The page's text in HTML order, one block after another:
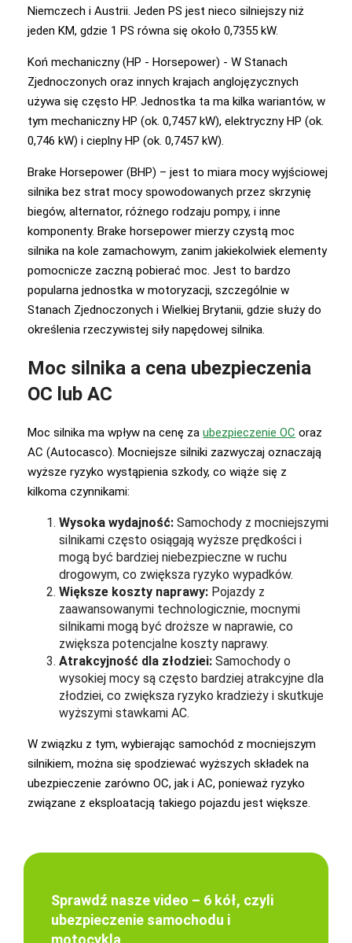
Niemczech i Austrii. Jeden PS jest nieco silniejszy niż
jeden KM, gdzie 1 PS równa się około 0,7355 kW.
Koń mechaniczny (HP - Horsepower) - W Stanach
Zjednoczonych oraz innych krajach anglojęzycznych
używa się często HP. Jednostka ta ma kilka wariantów, w
tym mechaniczny HP (ok. 0,7457 kW), elektryczny HP (ok.
0,746 kW) i cieplny HP (ok. 0,7457 kW).
Brake Horsepower (BHP) – jest to miara mocy wyjściowej
silnika bez strat mocy spowodowanych przez skrzynię
biegów, alternator, różnego rodzaju pompy, i inne
komponenty. Brake horsepower mierzy czystą moc
silnika na kole zamachowym, zanim jakiekolwiek elementy
pomocnicze zaczną pobierać moc. Jest to bardzo
popularna jednostka w motoryzacji, szczególnie w
Stanach Zjednoczonych i Wielkiej Brytanii, gdzie służy do
określenia rzeczywistej siły napędowej silnika.
Moc silnika a cena ubezpieczenia
OC lub AC
Moc silnika ma wpływ na cenę za ubezpieczenie OC oraz
AC (Autocasco). Mocniejsze silniki zazwyczaj oznaczają
wyższe ryzyko wystąpienia szkody, co wiąże się z
kilkoma czynnikami:
Wysoka wydajność: Samochody z mocniejszymi
silnikami często osiągają wyższe prędkości i
mogą być bardziej niebezpieczne w ruchu
drogowym, co zwiększa ryzyko wypadków.
Większe koszty naprawy: Pojazdy z
zaawansowanymi technologicznie, mocnymi
silnikami mogą być droższe w naprawie, co
zwiększa potencjalne koszty naprawy.
Atrakcyjność dla złodziei: Samochody o
wysokiej mocy są często bardziej atrakcyjne dla
złodziei, co zwiększa ryzyko kradzieży i skutkuje
wyższymi stawkami AC.
W związku z tym, wybierając samochód z mocniejszym
silnikiem, można się spodziewać wyższych składek na
ubezpieczenie zarówno OC, jak i AC, ponieważ ryzyko
związane z eksploatacją takiego pojazdu jest większe.
Sprawdź nasze video – 6 kół, czyli
ubezpieczenie samochodu i
motocykla